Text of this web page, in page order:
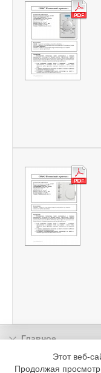
Главное
ПодпискаЭтот веб-
Продолжая